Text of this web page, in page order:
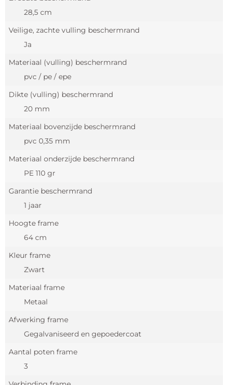
28,5 cm
Veilige, zachte vulling beschermrand
Ja
Materiaal (vulling) beschermrand
pvc / pe / epe
Dikte (vulling) beschermrand
20 mm
Materiaal bovenzijde beschermrand
pvc 0,35 mm
Materiaal onderzijde beschermrand
PE 110 gr
Garantie beschermrand
1 jaar
Hoogte frame
64 cm
Kleur frame
Zwart
Materiaal frame
Metaal
Afwerking frame
Gegalvaniseerd en gepoedercoat
Aantal poten frame
3